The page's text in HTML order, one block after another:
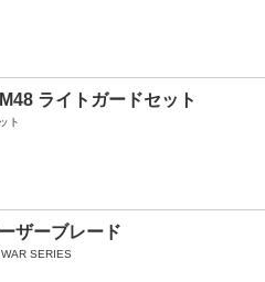
ライトガードセット
ト
ザーブレード
SERIES